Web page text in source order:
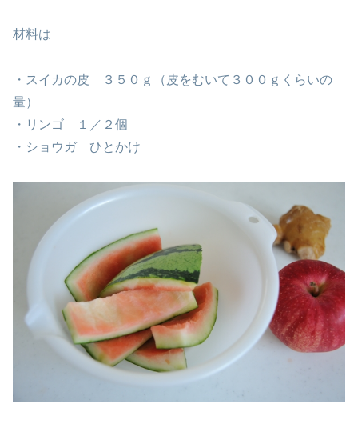
材料は
・スイカの皮 ３５０ｇ（皮をむいて３００ｇくらいの
量）
・リンゴ １／２個
・ショウガ ひとかけ